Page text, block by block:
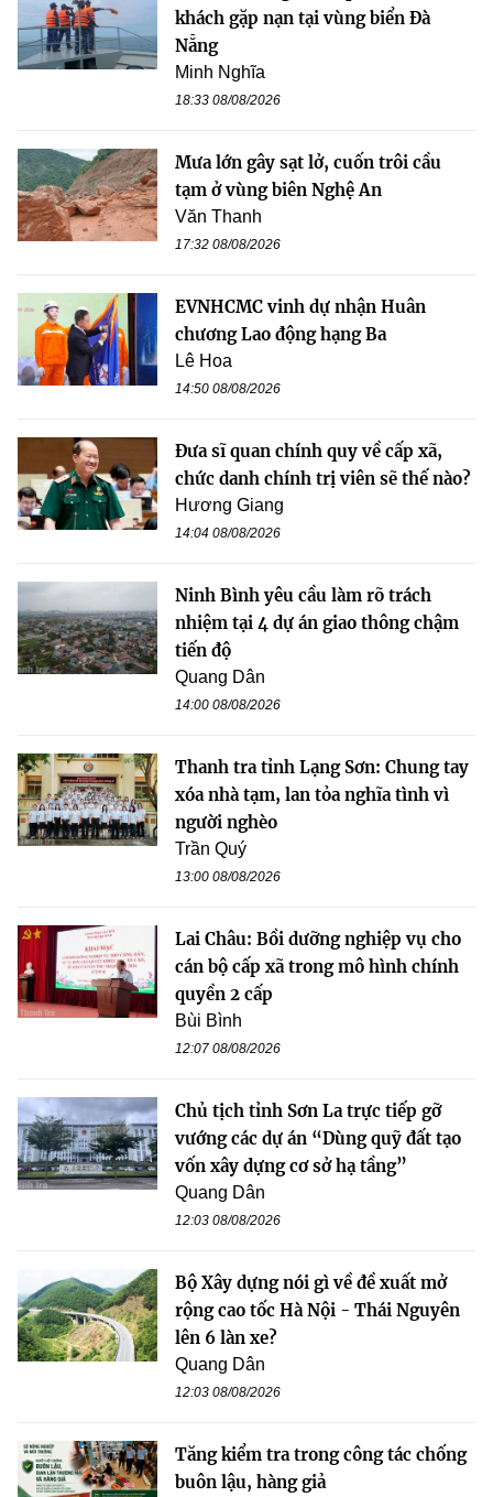
khách gặp nạn tại vùng biển Đà
Nẵng
Minh Nghĩa
18:33 08/08/2026
Mưa lớn gây sạt lở, cuốn trôi cầu
tạm ở vùng biên Nghệ An
Văn Thanh
17:32 08/08/2026
EVNHCMC vinh dự nhận Huân
chương Lao động hạng Ba
Lê Hoa
14:50 08/08/2026
Đưa sĩ quan chính quy về cấp xã,
chức danh chính trị viên sẽ thế nào?
Hương Giang
14:04 08/08/2026
Ninh Bình yêu cầu làm rõ trách
nhiệm tại 4 dự án giao thông chậm
tiến độ
Quang Dân
14:00 08/08/2026
Thanh tra tỉnh Lạng Sơn: Chung tay
xóa nhà tạm, lan tỏa nghĩa tình vì
người nghèo
Trần Quý
13:00 08/08/2026
Lai Châu: Bồi dưỡng nghiệp vụ cho
cán bộ cấp xã trong mô hình chính
quyền 2 cấp
Bùi Bình
12:07 08/08/2026
Chủ tịch tỉnh Sơn La trực tiếp gỡ
vướng các dự án “Dùng quỹ đất tạo
vốn xây dựng cơ sở hạ tầng”
Quang Dân
12:03 08/08/2026
Bộ Xây dựng nói gì về đề xuất mở
rộng cao tốc Hà Nội - Thái Nguyên
lên 6 làn xe?
Quang Dân
12:03 08/08/2026
Tăng kiểm tra trong công tác chống
buôn lậu, hàng giả